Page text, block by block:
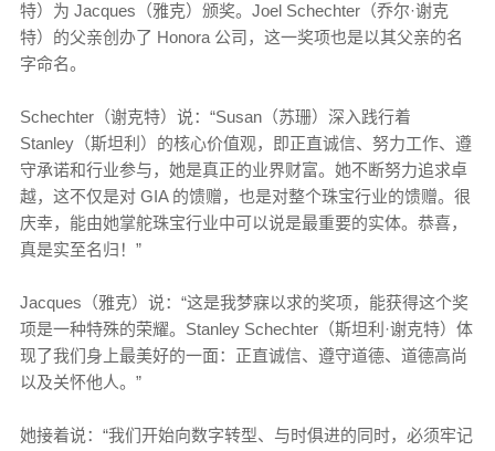
特）为 Jacques（雅克）颁奖。Joel Schechter（乔尔·谢克
特）的父亲创办了 Honora 公司，这一奖项也是以其父亲的名
字命名。
Schechter（谢克特）说：“Susan（苏珊）深入践行着
Stanley（斯坦利）的核心价值观，即正直诚信、努力工作、遵
守承诺和行业参与，她是真正的业界财富。她不断努力追求卓
越，这不仅是对 GIA 的馈赠，也是对整个珠宝行业的馈赠。很
庆幸，能由她掌舵珠宝行业中可以说是最重要的实体。恭喜，
真是实至名归！”
Jacques（雅克）说：“这是我梦寐以求的奖项，能获得这个奖
项是一种特殊的荣耀。Stanley Schechter（斯坦利·谢克特）体
现了我们身上最美好的一面：正直诚信、遵守道德、道德高尚
以及关怀他人。”
她接着说：“我们开始向数字转型、与时俱进的同时，必须牢记